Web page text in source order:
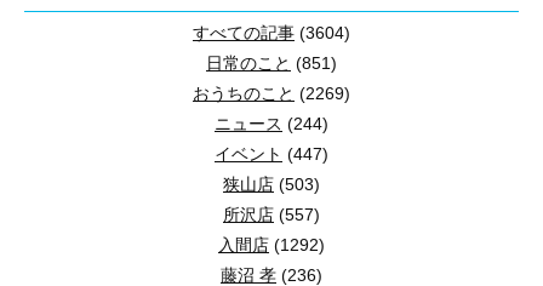
すべての記事 (3604)
日常のこと (851)
おうちのこと (2269)
ニュース (244)
イベント (447)
狭山店 (503)
所沢店 (557)
入間店 (1292)
藤沼 孝 (236)